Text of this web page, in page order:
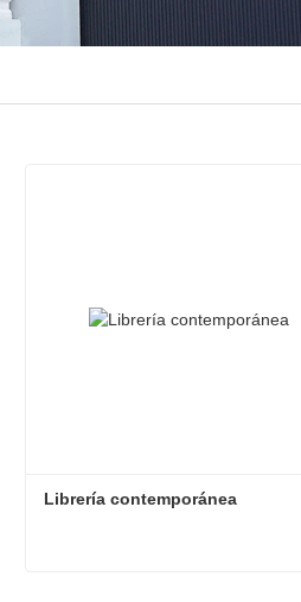
Librería contemporánea